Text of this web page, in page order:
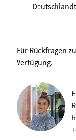
Für Rückfragen
Verfügung.